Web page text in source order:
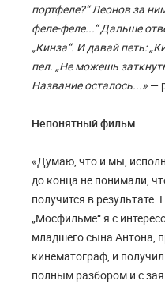
портфеле?“ Леонов за
феле-феле...“ Дальше
„Кинза“. И давай петь:
пел. „Не можешь
Название осталось...» —
Непонятный фильм
«Думаю, что и мы,
до конца не понимали,
получится в
„Мосфильме“ я с
младшего сына Антона,
кинематограф, и
полным разбором и с